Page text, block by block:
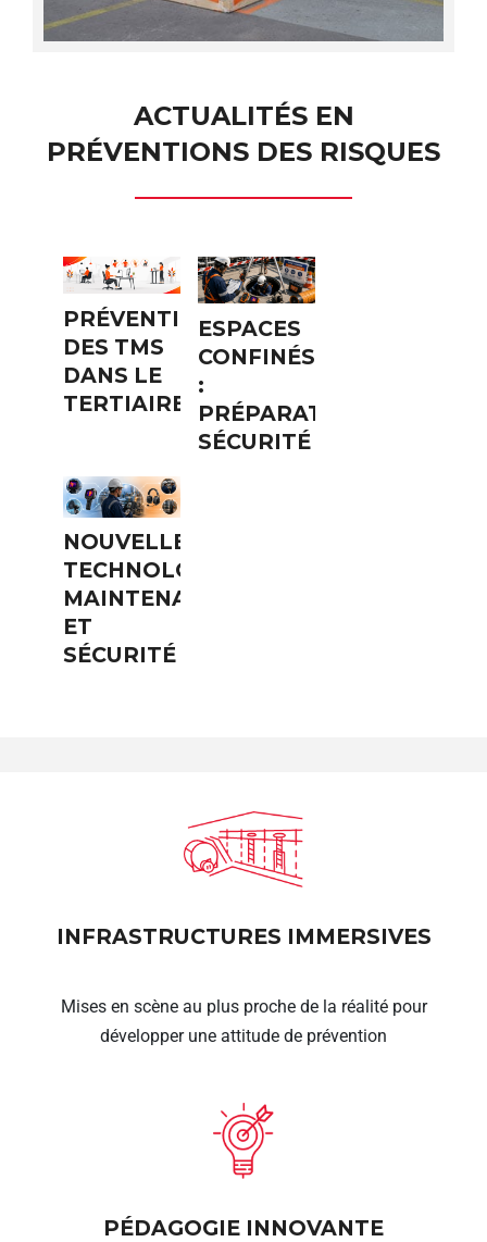
ACTUALITÉS EN
PRÉVENTIONS DES RISQUES
PRÉVENTION
DES TMS
DANS LE
TERTIAIRE
ESPACES
CONFINÉS
:
PRÉPARATION
SÉCURITÉ
NOUVELLES
TECHNOLOGIES,
MAINTENANCE
ET
SÉCURITÉ
INFRASTRUCTURES IMMERSIVES
Mises en scène au plus proche de la réalité pour
développer une attitude de prévention
PÉDAGOGIE INNOVANTE